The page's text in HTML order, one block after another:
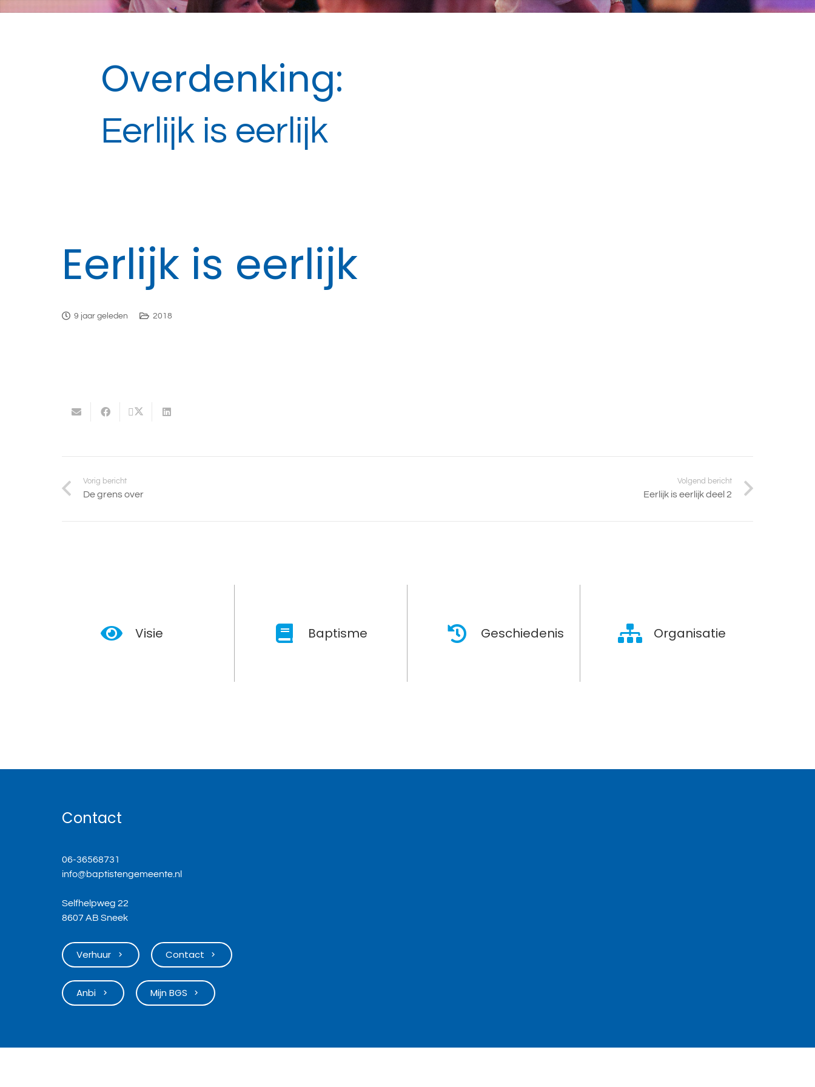
Overdenking:
Eerlijk is eerlijk
Eerlijk is eerlijk
9 jaar geleden 2018
Vorig bericht
De grens over
Volgend bericht
Eerlijk is eerlijk deel 2
Visie Baptisme Geschiedenis Organisatie
Contact
06-36568731
info@baptistengemeente.nl
Selfhelpweg 22
8607 AB Sneek
Verhuur keyboard_arrow_right Contact keyboard_arrow_right
Anbi keyboard_arrow_right Mijn BGS keyboard_arrow_right